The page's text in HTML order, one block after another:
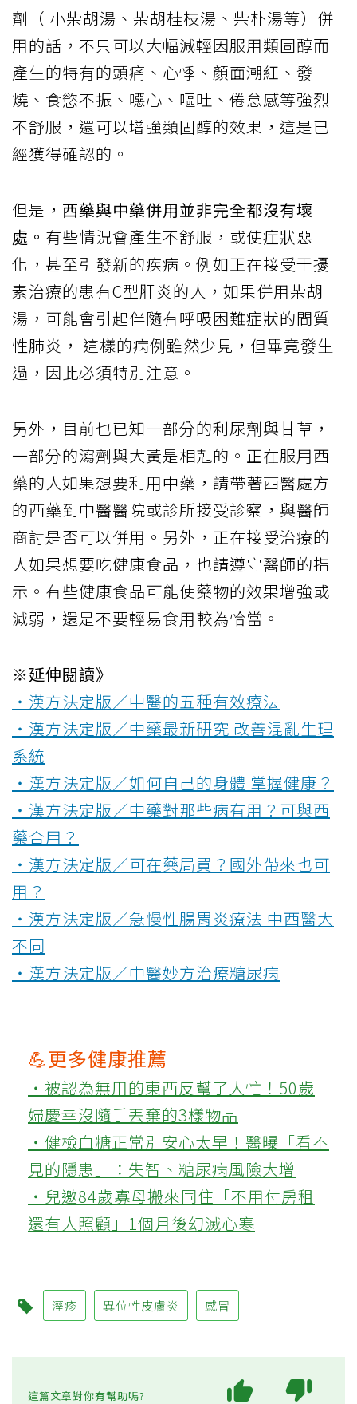
劑（ 小柴胡湯、柴胡桂枝湯、柴朴湯等）併
用的話，不只可以大幅減輕因服用類固醇而
產生的特有的頭痛、心悸、顏面潮紅、發
燒、食慾不振、噁心、嘔吐、倦怠感等強烈
不舒服，還可以增強類固醇的效果，這是已
經獲得確認的。
但是， 西藥與中藥併用並非完全都沒有壞
處。 有些情況會產生不舒服，或使症狀惡
化，甚至引發新的疾病。例如正在接受干擾
素治療的患有C型肝炎的人，如果併用柴胡
湯，可能會引起伴隨有呼吸困難症狀的間質
性肺炎， 這樣的病例雖然少見，但畢竟發生
過，因此必須特別注意。
另外，目前也已知一部分的利尿劑與甘草，
一部分的瀉劑與大黃是相剋的。正在服用西
藥的人如果想要利用中藥，請帶著西醫處方
的西藥到中醫醫院或診所接受診察，與醫師
商討是否可以併用。另外，正在接受治療的
人如果想要吃健康食品，也請遵守醫師的指
示。有些健康食品可能使藥物的效果增強或
減弱，還是不要輕易食用較為恰當。
※延伸閱讀》
‧漢方決定版／中醫的五種有效療法
‧漢方決定版／中藥最新研究 改善混亂生理
系統
‧漢方決定版／如何自己的身體 掌握健康？
‧漢方決定版／中藥對那些病有用？可與西
藥合用？
‧漢方決定版／可在藥局買？國外帶來也可
用？
‧漢方決定版／急慢性腸胃炎療法 中西醫大
不同
‧漢方決定版／中醫妙方治療糖尿病
💪更多健康推薦
‧被認為無用的東西反幫了大忙！50歲
婦慶幸沒隨手丟棄的3樣物品
‧健檢血糖正常別安心太早！醫曝「看不
見的隱患」：失智、糖尿病風險大增
‧兒邀84歲寡母搬來同住「不用付房租
還有人照顧」1個月後幻滅心寒
溼疹 異位性皮膚炎 感冒
這篇文章對你有幫助嗎?